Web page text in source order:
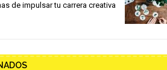
de impulsar tu carrera creativa